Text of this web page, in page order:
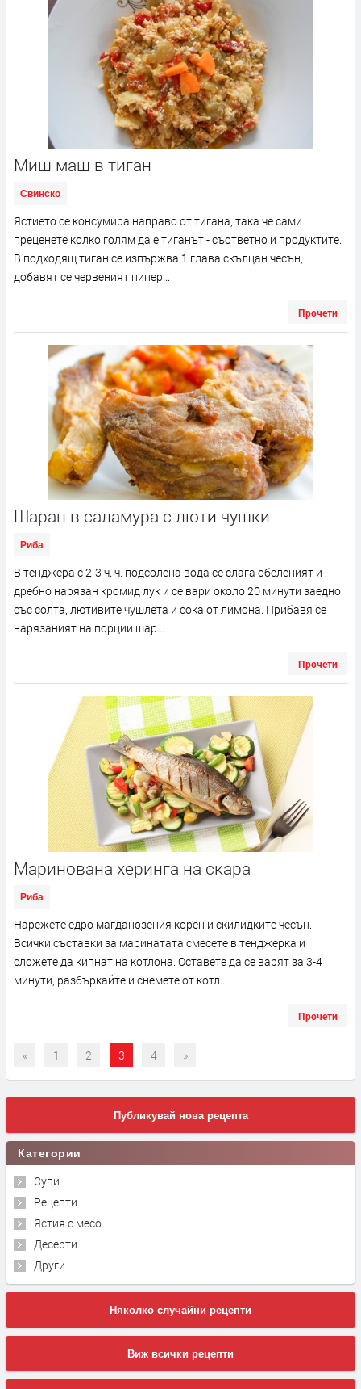
Миш маш в тиган
Свинско
Ястието се консумира направо от тигана, така че сами
преценете колко голям да е тиганът - съответно и продуктите.
В подходящ тиган се изпържва 1 глава скълцан чесън,
добавят се червеният пипер...
Прочети
Шаран в саламура с люти чушки
Риба
В тенджера с 2-3 ч. ч. подсолена вода се слага обеленият и
дребно нарязан кромид лук и се вари около 20 минути заедно
със солта, лютивите чушлета и сока от лимона. Прибавя се
нарязаният на порции шар...
Прочети
Маринована херинга на скара
Риба
Нарежете едро магданозения корен и скилидките чесън.
Всички съставки за маринатата смесете в тенджерка и
сложете да кипнат на котлона. Оставете да се варят за 3-4
минути, разбъркайте и снемете от котл...
Прочети
« 1 2 3 4 »
Публикувай нова рецепта
Категории
Супи
Рецепти
Ястия с месо
Десерти
Други
Няколко случайни рецепти
Виж всички рецепти